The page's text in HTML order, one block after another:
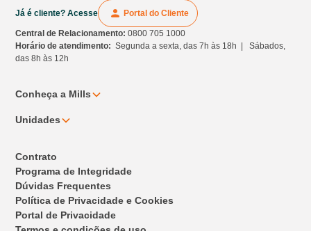
Já é cliente? Acesse Portal do Cliente
Central de Relacionamento:0800 705 1000
Horário de atendimento:Segunda a sexta, das 7h às 18h | Sábados,
das 8h às 12h
Conheça a Mills
Unidades
Contrato
Programa de Integridade
Dúvidas Frequentes
Política de Privacidade e Cookies
Portal de Privacidade